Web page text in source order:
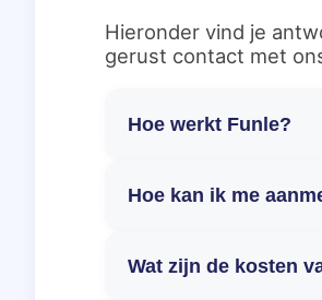
Hieronder vind je
gerust contact met
Hoe werkt Funle?
Hoe kan ik me
Wat zijn de kosten